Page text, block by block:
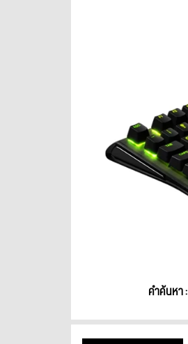
คำค้นหา :